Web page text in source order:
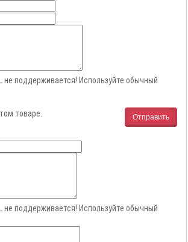
не поддерживается! Используйте обычный
Отправить
товаре.
не поддерживается! Используйте обычный